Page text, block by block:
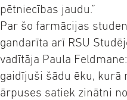
pētniecības jaudu.”
Par šo farmācijas
gandarīta arī RSU
vadītāja Paula
gaidījuši šādu ēku, kurā
ārpuses satiek zinātni